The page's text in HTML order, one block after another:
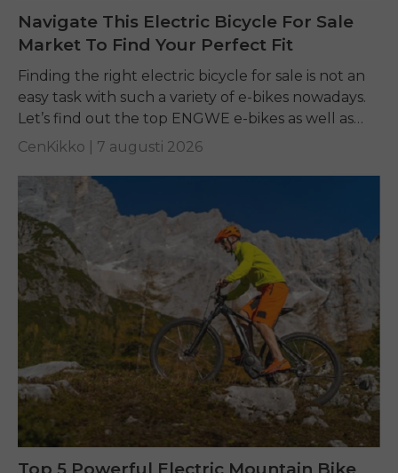
Navigate This Electric Bicycle For Sale
Market To Find Your Perfect Fit
Finding the right electric bicycle for sale is not an
easy task with such a variety of e-bikes nowadays.
Let’s find out the top ENGWE e-bikes as well as
other...
CenKikko | 7 augusti 2026
Top 5 Powerful Electric Mountain Bike